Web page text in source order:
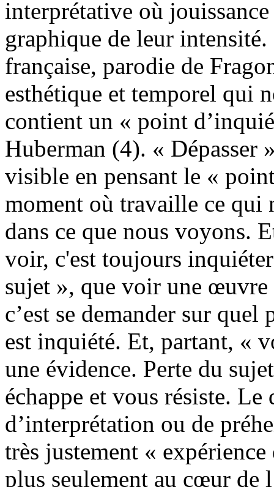
interprétative où
graphique de leur
française, parodie de
esthétique et temporel qui
contient un « point
Huberman (4). « Dépasser
visible en pensant le «
moment où travaille ce qui
dans ce que nous voyons.
voir, c'est toujours
sujet », que voir une œuvre
c’est se demander sur
est inquiété. Et, partant, «
une évidence. Perte du
échappe et vous résiste.
d’interprétation ou de
très justement «
plus seulement au cœur de